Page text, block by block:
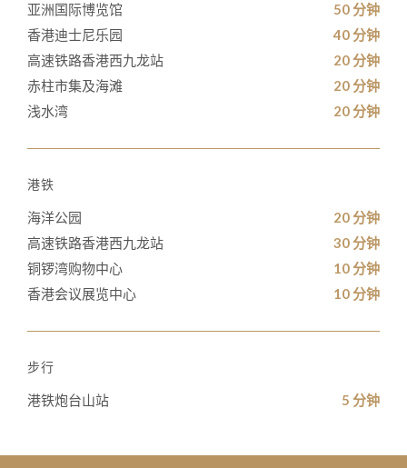
亚洲国际博览馆
50 分钟
香港迪士尼乐园
40 分钟
高速铁路香港西九龙站
20 分钟
赤柱市集及海滩
20 分钟
浅水湾
20 分钟
港铁
海洋公园
20 分钟
高速铁路香港西九龙站
30 分钟
铜锣湾购物中心
10 分钟
香港会议展览中心
10 分钟
步行
港铁炮台山站 5 分钟